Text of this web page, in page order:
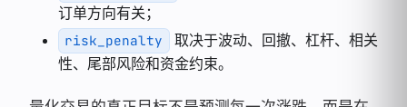
订单方向有关；
risk_penalty
取决于波动、回撤、杠杆、相关
性、尾部风险和资金约束。